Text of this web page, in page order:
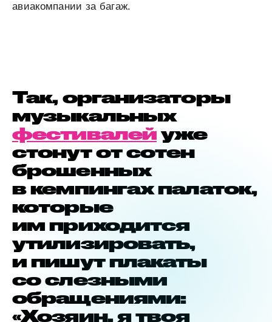
авиакомпании за багаж.
Так, организаторы
музыкальных
фестивалей уже
стонут от сотен
брошенных
в кемпингах палаток,
которые
им приходится
утилизировать,
и пишут плакаты
со слезными
обращениями:
«Хозяин, я твоя